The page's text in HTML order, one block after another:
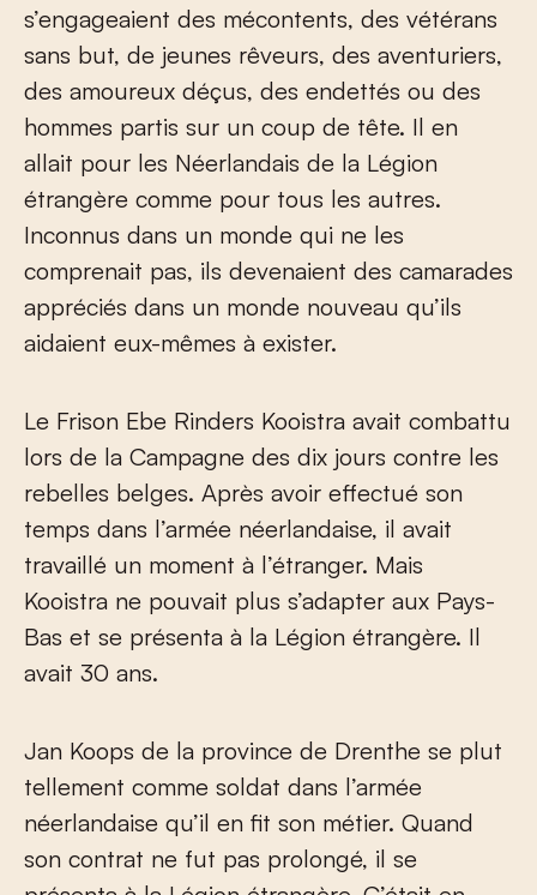
s’engageaient des mécontents, des vétérans
sans but, de jeunes rêveurs, des aventuriers,
des amoureux déçus, des endettés ou des
hommes partis sur un coup de tête. Il en
allait pour les Néerlandais de la Légion
étrangère comme pour tous les autres.
Inconnus dans un monde qui ne les
comprenait pas, ils devenaient des camarades
appréciés dans un monde nouveau qu’ils
aidaient eux-mêmes à exister.
Le Frison Ebe Rinders Kooistra avait combattu
lors de la Campagne des dix jours contre les
rebelles belges. Après avoir effectué son
temps dans l’armée néerlandaise, il avait
travaillé un moment à l’étranger. Mais
Kooistra ne pouvait plus s’adapter aux Pays-
Bas et se présenta à la Légion étrangère. Il
avait 30 ans.
Jan Koops de la province de Drenthe se plut
tellement comme soldat dans l’armée
néerlandaise qu’il en fit son métier. Quand
son contrat ne fut pas prolongé, il se